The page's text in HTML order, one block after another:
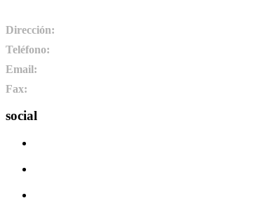
Dirección:
Teléfono:
Email:
Fax:
social